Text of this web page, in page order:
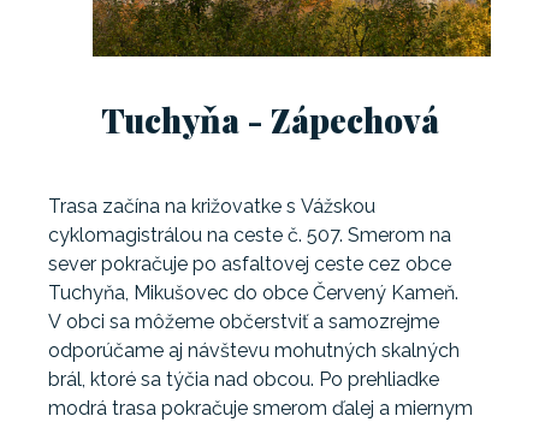
Tuchyňa - Zápechová
Trasa začína na križovatke s Vážskou
cyklomagistrálou na ceste č. 507. Smerom na
sever pokračuje po asfaltovej ceste cez obce
Tuchyňa, Mikušovec do obce Červený Kameň.
V obci sa môžeme občerstviť a samozrejme
odporúčame aj návštevu mohutných skalných
brál, ktoré sa týčia nad obcou. Po prehliadke
modrá trasa pokračuje smerom ďalej a miernym